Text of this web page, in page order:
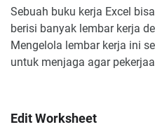
Sebuah buku kerja Excel
berisi banyak lembar kerja
Mengelola lembar kerja ini
untuk menjaga agar
Edit Worksheet